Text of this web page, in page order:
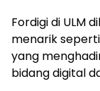
Fordigi di ULM
menarik
yang
bidang digital